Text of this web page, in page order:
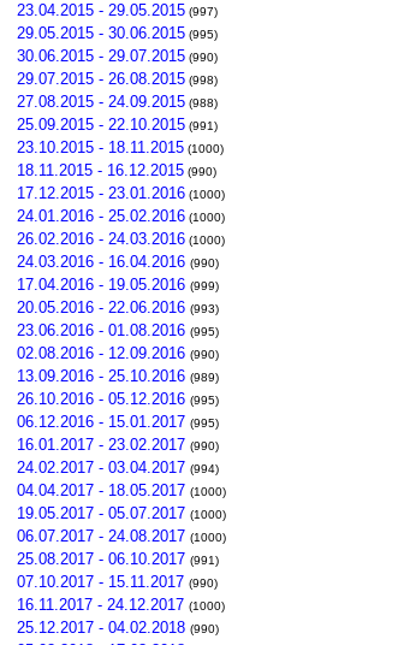
23.04.2015 - 29.05.2015 (997)
29.05.2015 - 30.06.2015 (995)
30.06.2015 - 29.07.2015 (990)
29.07.2015 - 26.08.2015 (998)
27.08.2015 - 24.09.2015 (988)
25.09.2015 - 22.10.2015 (991)
23.10.2015 - 18.11.2015 (1000)
18.11.2015 - 16.12.2015 (990)
17.12.2015 - 23.01.2016 (1000)
24.01.2016 - 25.02.2016 (1000)
26.02.2016 - 24.03.2016 (1000)
24.03.2016 - 16.04.2016 (990)
17.04.2016 - 19.05.2016 (999)
20.05.2016 - 22.06.2016 (993)
23.06.2016 - 01.08.2016 (995)
02.08.2016 - 12.09.2016 (990)
13.09.2016 - 25.10.2016 (989)
26.10.2016 - 05.12.2016 (995)
06.12.2016 - 15.01.2017 (995)
16.01.2017 - 23.02.2017 (990)
24.02.2017 - 03.04.2017 (994)
04.04.2017 - 18.05.2017 (1000)
19.05.2017 - 05.07.2017 (1000)
06.07.2017 - 24.08.2017 (1000)
25.08.2017 - 06.10.2017 (991)
07.10.2017 - 15.11.2017 (990)
16.11.2017 - 24.12.2017 (1000)
25.12.2017 - 04.02.2018 (990)